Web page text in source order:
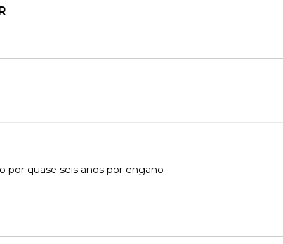
por quase seis anos por engano